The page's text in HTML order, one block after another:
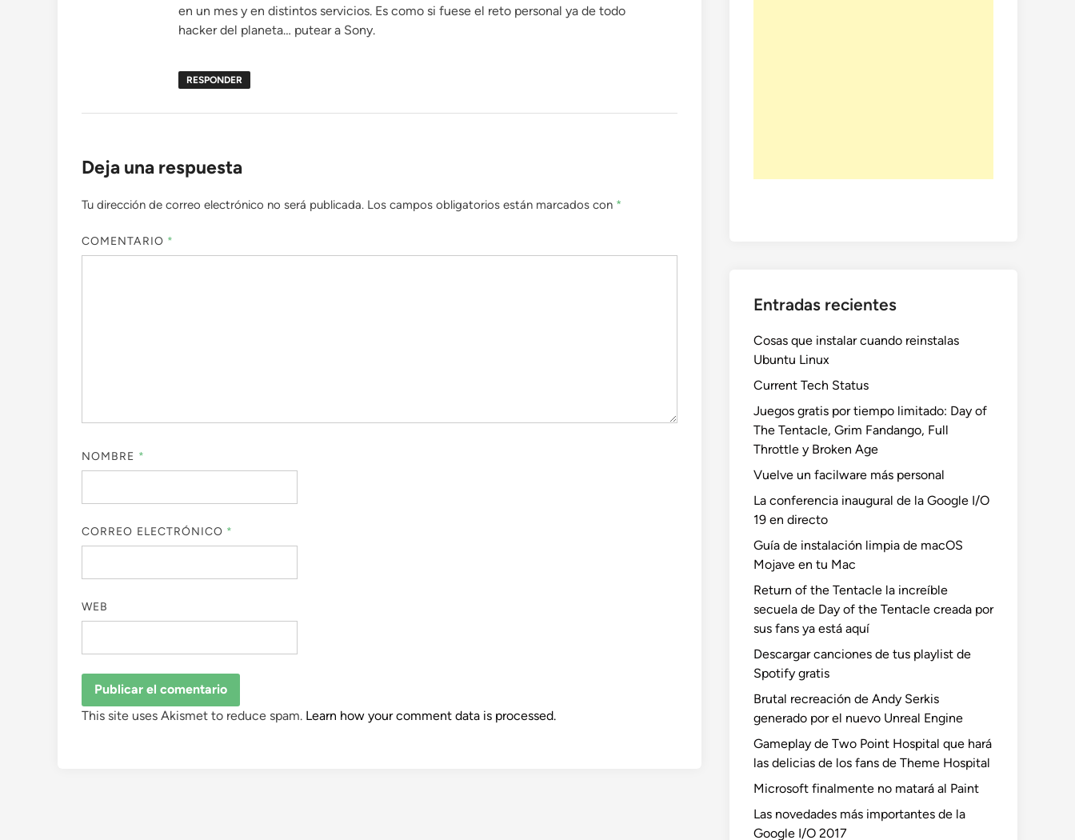
en un mes y en distintos servicios. Es como si fuese el reto personal ya de todo
hacker del planeta… putear a Sony.
RESPONDER
Deja una respuesta
Tu dirección de correo electrónico no será publicada. Los campos obligatorios están marcados con *
COMENTARIO *
NOMBRE *
CORREO ELECTRÓNICO *
WEB
This site uses Akismet to reduce spam. Learn how your comment data is processed.
Entradas recientes
Cosas que instalar cuando reinstalas
Ubuntu Linux
Current Tech Status
Juegos gratis por tiempo limitado: Day of
The Tentacle, Grim Fandango, Full
Throttle y Broken Age
Vuelve un facilware más personal
La conferencia inaugural de la Google I/O
19 en directo
Guía de instalación limpia de macOS
Mojave en tu Mac
Return of the Tentacle la increíble
secuela de Day of the Tentacle creada por
sus fans ya está aquí
Descargar canciones de tus playlist de
Spotify gratis
Brutal recreación de Andy Serkis
generado por el nuevo Unreal Engine
Gameplay de Two Point Hospital que hará
las delicias de los fans de Theme Hospital
Microsoft finalmente no matará al Paint
Las novedades más importantes de la
Google I/O 2017